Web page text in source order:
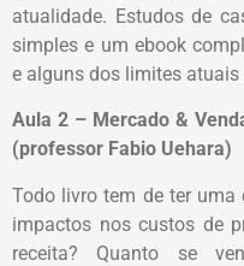
atualidade. Estudos de
simples e um ebook
e alguns dos limites
Aula 2 – Mercado &
(professor Fabio Uehara)
Todo livro tem de ter
impactos nos custos de
receita? Quanto se